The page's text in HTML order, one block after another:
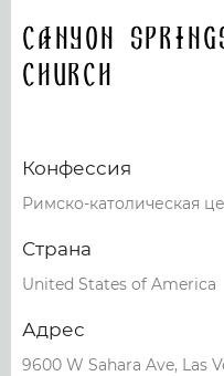
Canyon
Church
Конфессия
Римско-католическая
Страна
United States of America
Адрес
9600 W Sahara Ave, Las